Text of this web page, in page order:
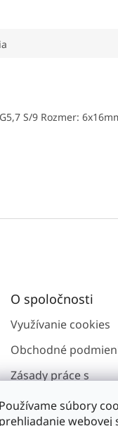
Používame súbory
prehliadanie webovej
S/9 Rozmer:
O spoločnosti
Využívanie cookies
Obchodné
Zásady práce s
Kontakty